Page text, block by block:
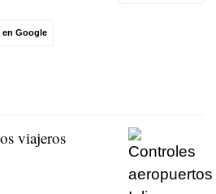
en Google
viajeros